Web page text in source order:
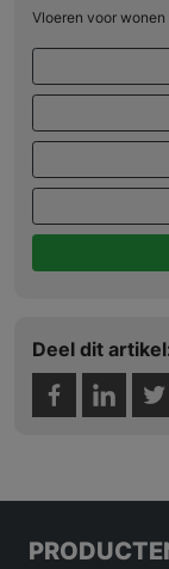
Vloeren voor
Deel dit